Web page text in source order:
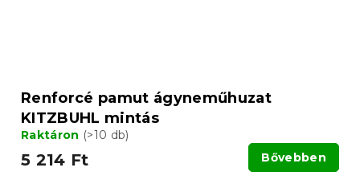
Renforcé pamut ágyneműhuzat
KITZBUHL mintás
Raktáron (>10 db)
5 214 Ft Bővebben